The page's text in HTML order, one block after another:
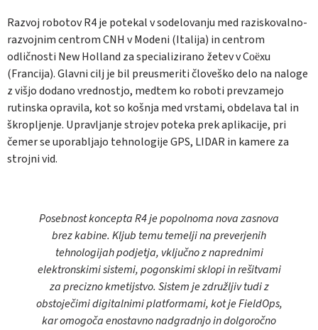
Razvoj robotov R4 je potekal v sodelovanju med raziskovalno-
razvojnim centrom CNH v Modeni (Italija) in centrom
odličnosti New Holland za specializirano žetev v Coëxu
(Francija). Glavni cilj je bil preusmeriti človeško delo na naloge
z višjo dodano vrednostjo, medtem ko roboti prevzamejo
rutinska opravila, kot so košnja med vrstami, obdelava tal in
škropljenje. Upravljanje strojev poteka prek aplikacije, pri
čemer se uporabljajo tehnologije GPS, LIDAR in kamere za
strojni vid.
Posebnost koncepta R4 je popolnoma nova zasnova
brez kabine. Kljub temu temelji na preverjenih
tehnologijah podjetja, vključno z naprednimi
elektronskimi sistemi, pogonskimi sklopi in rešitvami
za precizno kmetijstvo. Sistem je združljiv tudi z
obstoječimi digitalnimi platformami, kot je FieldOps,
kar omogoča enostavno nadgradnjo in dolgoročno